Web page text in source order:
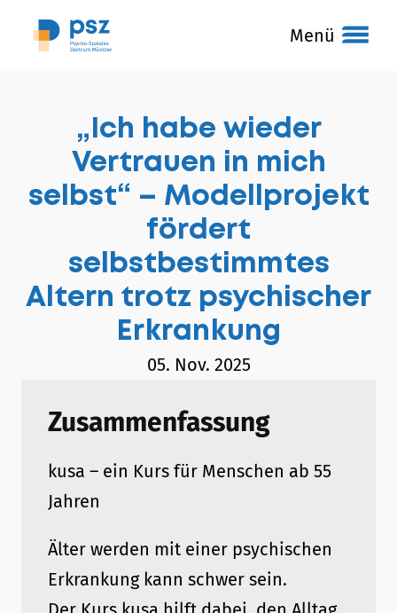
Menü
„Ich habe wieder
Vertrauen in mich
selbst“ – Modellprojekt
fördert
selbstbestimmtes
Altern trotz psychischer
Erkrankung
05. Nov. 2025
Zusammenfassung
kusa – ein Kurs für Menschen ab 55
Jahren
Älter werden mit einer psychischen
Erkrankung kann schwer sein.